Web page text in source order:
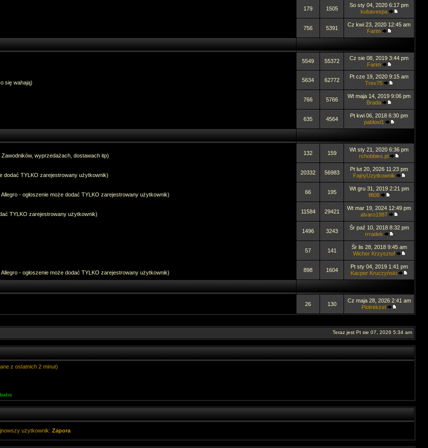
179 1505
So sty 04, 2020 6:17 pm
kubavespa
756 5391
Cz kwi 23, 2020 12:45 am
Farim
5549 55372
Cz sie 08, 2019 3:44 pm
Farim
się wahają) 5634 62772
Pt cze 19, 2020 9:15 am
Trev75
766 5766
Wt maja 14, 2019 9:06 pm
Brada
635 4564
Pt kwi 06, 2018 6:30 pm
pabloxl1
wyprzedażach, dostawach itp) 132 159
Wt sty 21, 2020 6:36 pm
rchobbies.pl
dodać TYLKO zarejestrowany użytkownik) 20332 56983
Pt lut 20, 2026 11:23 pm
FajnyUzytkownik
- ogłoszenie może dodać TYLKO zarejestrowany użytkownik) 66 195
Wt gru 31, 2019 2:21 pm
fifi08
TYLKO zarejestrowany użytkownik) 11584 29421
Wt mar 19, 2024 12:49 pm
alvaro1987
1496 3243
Śr paź 10, 2018 8:32 pm
rrradek
57 141
Śr lis 28, 2018 9:45 am
Wicher Krzysztof
- ogłoszenie może dodać TYLKO zarejestrowany użytkownik) 898 1604
Pt sty 04, 2019 1:41 pm
Kacper Kruczyński
26 130
Cz maja 28, 2026 2:41 am
Piotrekzst
Teraz jest Pt sie 07, 2026 5:34 am
z ostatnich 2 minut)
użytkownik: Zapora